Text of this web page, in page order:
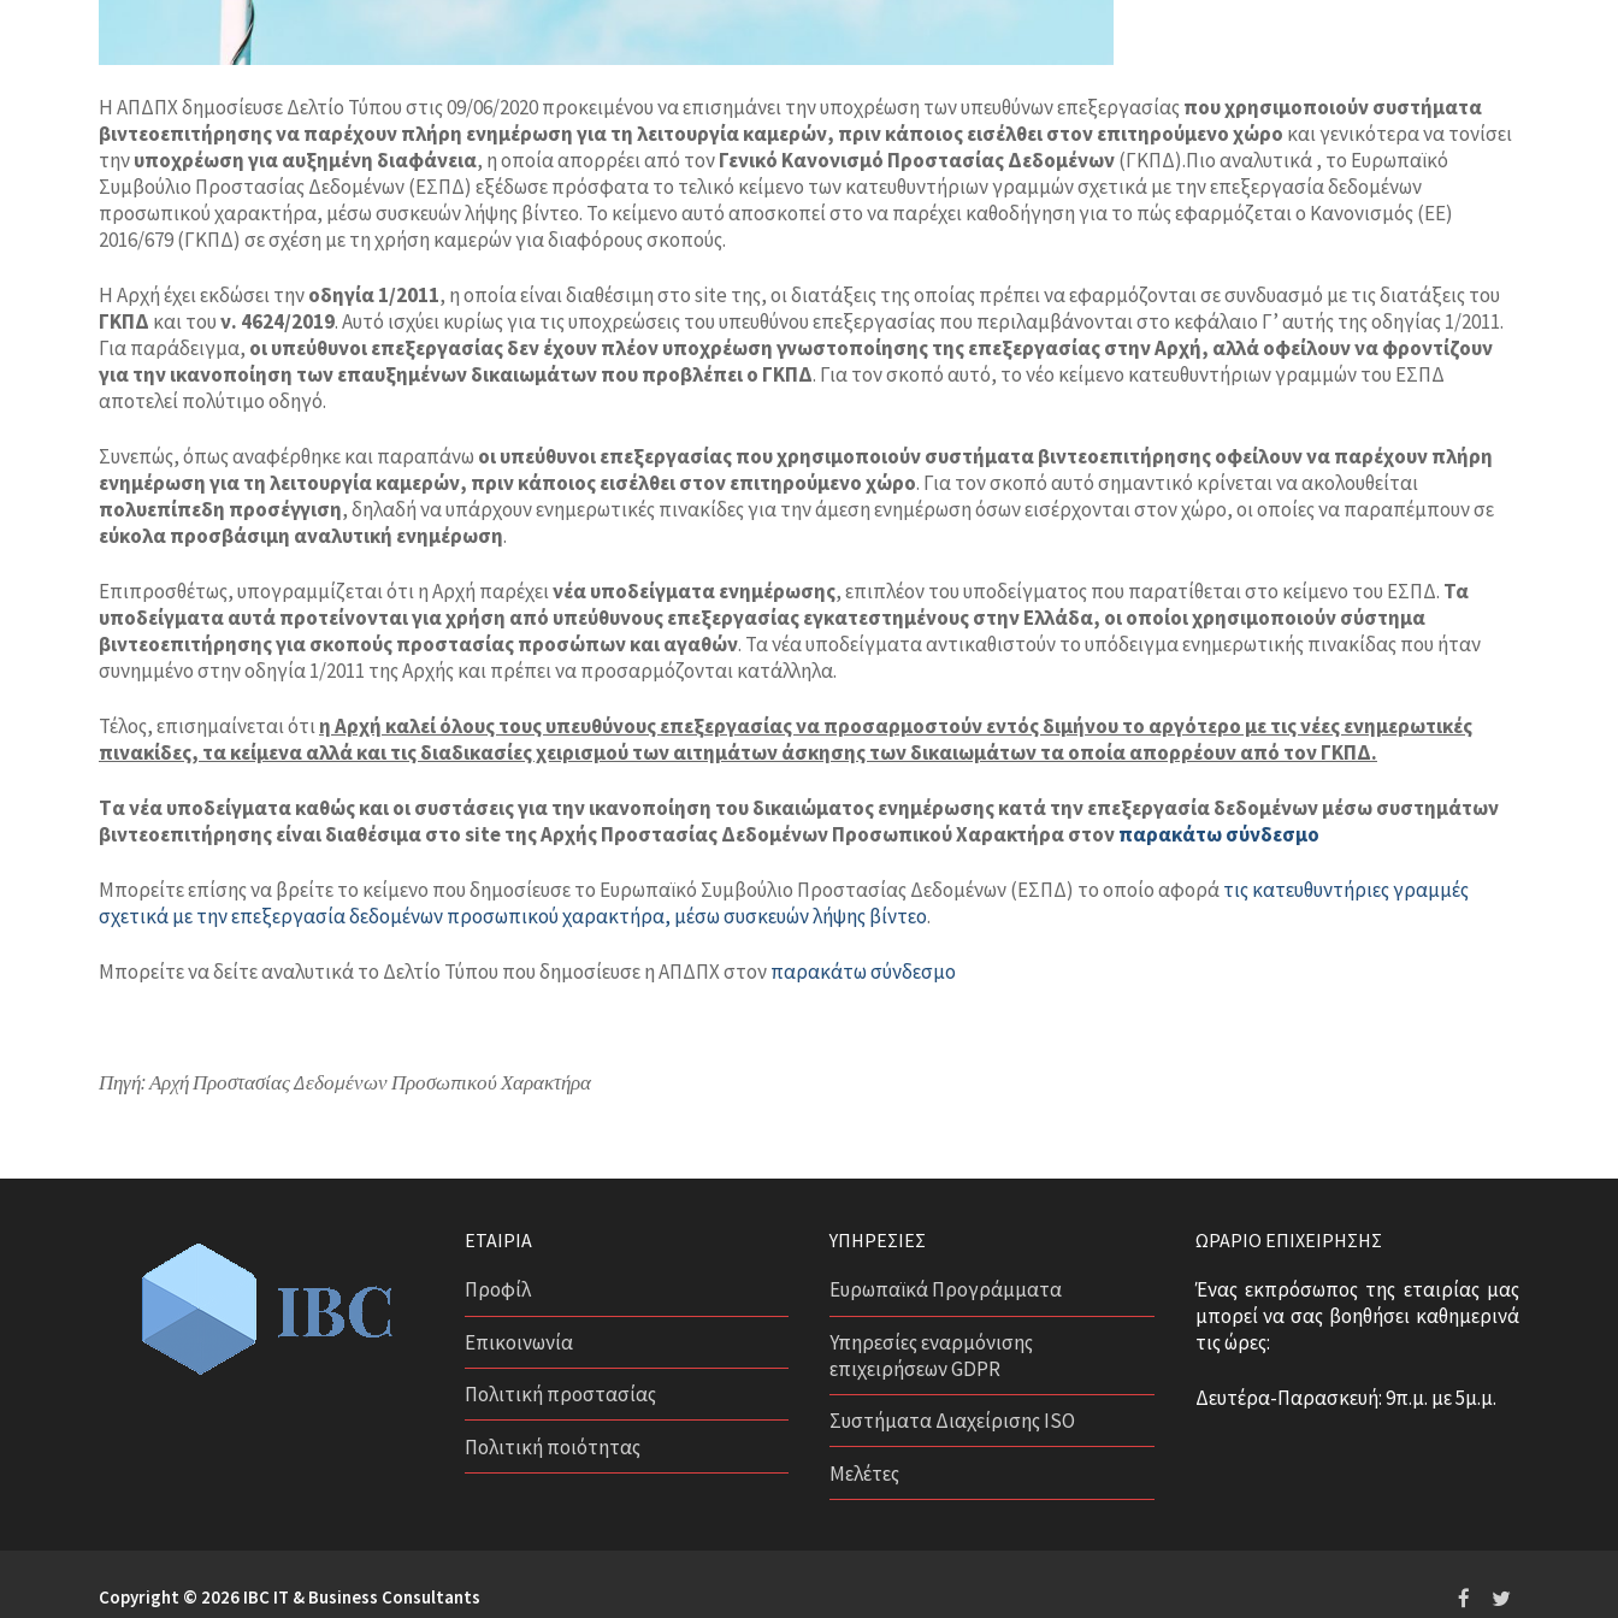
Η ΑΠΔΠΧ δημοσίευσε Δελτίο Τύπου στις 09/06/2020 προκειμένου να επισημάνει την υποχρέωση των υπευθύνων επεξεργασίαςπου χρησιμοποιούν συστήματα
βιντεοεπιτήρησης να παρέχουν πλήρη ενημέρωση για τη λειτουργία καμερών, πριν κάποιος εισέλθει στον επιτηρούμενο χώρο και γενικότερα να τονίσει
τηνυποχρέωση για αυξημένη διαφάνεια, η οποία απορρέει από τονΓενικό Κανονισμό Προστασίας Δεδομένων(ΓΚΠΔ).Πιο αναλυτικά , το Ευρωπαϊκό
Συμβούλιο Προστασίας Δεδομένων (ΕΣΠΔ) εξέδωσε πρόσφατα το τελικό κείμενο των κατευθυντήριων γραμμών σχετικά με την επεξεργασία δεδομένων
προσωπικού χαρακτήρα, μέσω συσκευών λήψης βίντεο. Το κείμενο αυτό αποσκοπεί στο να παρέχει καθοδήγηση για το πώς εφαρμόζεται ο Κανονισμός (ΕΕ)
2016/679 (ΓΚΠΔ) σε σχέση με τη χρήση καμερών για διαφόρους σκοπούς.
Η Αρχή έχει εκδώσει τηνοδηγία 1/2011, η οποία είναι διαθέσιμη στο site της, οι διατάξεις της οποίας πρέπει να εφαρμόζονται σε συνδυασμό με τις διατάξεις του
ΓΚΠΔ και τουν. 4624/2019. Αυτό ισχύει κυρίως για τις υποχρεώσεις του υπευθύνου επεξεργασίας που περιλαμβάνονται στο κεφάλαιο Γ’ αυτής της οδηγίας 1/2011.
Για παράδειγμα, οι υπεύθυνοι επεξεργασίας δεν έχουν πλέον υποχρέωση γνωστοποίησης της επεξεργασίας στην Αρχή, αλλά οφείλουν να φροντίζουν
για την ικανοποίηση των επαυξημένων δικαιωμάτων που προβλέπει ο ΓΚΠΔ. Για τον σκοπό αυτό, το νέο κείμενο κατευθυντήριων γραμμών του ΕΣΠΔ
αποτελεί πολύτιμο οδηγό.
Συνεπώς, όπως αναφέρθηκε και παραπάνω οιυπεύθυνοι επεξεργασίας που χρησιμοποιούν συστήματα βιντεοεπιτήρησης οφείλουν να παρέχουν πλήρη
ενημέρωση για τη λειτουργία καμερών, πριν κάποιος εισέλθει στον επιτηρούμενο χώρο. Για τον σκοπό αυτό σημαντικό κρίνεται να ακολουθείται
πολυεπίπεδη προσέγγιση, δηλαδή να υπάρχουν ενημερωτικές πινακίδες για την άμεση ενημέρωση όσων εισέρχονται στον χώρο, οι οποίες να παραπέμπουν σε
εύκολα προσβάσιμη αναλυτική ενημέρωση.
Επιπροσθέτως, υπογραμμίζεται ότι η Αρχή παρέχεινέα υποδείγματα ενημέρωσης, επιπλέον του υποδείγματος που παρατίθεται στο κείμενο του ΕΣΠΔ. Τα
υποδείγματα αυτά προτείνονται για χρήση από υπεύθυνους επεξεργασίας εγκατεστημένους στην Ελλάδα, οι οποίοι χρησιμοποιούν σύστημα
βιντεοεπιτήρησης για σκοπούς προστασίας προσώπων και αγαθών. Τα νέα υποδείγματα αντικαθιστούν το υπόδειγμα ενημερωτικής πινακίδας που ήταν
συνημμένο στην οδηγία 1/2011 της Αρχής και πρέπει να προσαρμόζονται κατάλληλα.
Τέλος, επισημαίνεται ότιη Αρχή καλεί όλους τους υπευθύνους επεξεργασίας να προσαρμοστούν εντός διμήνου το αργότερο με τις νέες ενημερωτικές
πινακίδες, τα κείμενα αλλά και τις διαδικασίες χειρισμού των αιτημάτων άσκησης των δικαιωμάτων τα οποία απορρέουν από τον ΓΚΠΔ.
Tα νέα υποδείγματα καθώς και οι συστάσεις για την ικανοποίηση του δικαιώματος ενημέρωσης κατά την επεξεργασία δεδομένων μέσω συστημάτων
βιντεοεπιτήρησης είναι διαθέσιμα στοsite της Αρχής Προστασίας Δεδομένων Προσωπικού Χαρακτήρα στονπαρακάτω σύνδεσμο
Μπορείτε επίσης να βρείτε το κείμενο που δημοσίευσε το Ευρωπαϊκό Συμβούλιο Προστασίας Δεδομένων (ΕΣΠΔ) το οποίο αφοράτις κατευθυντήριες γραμμές
σχετικά με την επεξεργασία δεδομένων προσωπικού χαρακτήρα, μέσω συσκευών λήψης βίντεο.
Μπορείτε να δείτε αναλυτικά το Δελτίο Τύπου που δημοσίευσε η ΑΠΔΠΧ στονπαρακάτω σύνδεσμο
Πηγή: Αρχή Προστασίας Δεδομένων Προσωπικού Χαρακτήρα
ΕΤΑΙΡΊΑ
Προφίλ
Επικοινωνία
Πολιτική προστασίας
Πολιτική ποιότητας
ΥΠΗΡΕΣΊΕΣ
Ευρωπαϊκά Προγράμματα
Υπηρεσίες εναρμόνισης
επιχειρήσεων GDPR
Συστήματα Διαχείρισης ISO
Μελέτες
ΩΡΆΡΙΟ ΕΠΙΧΕΊΡΗΣΗΣ
Ένας εκπρόσωπος της εταιρίας μας
μπορεί να σας βοηθήσει καθημερινά
τις ώρες:
Δευτέρα-Παρασκευή: 9π.μ. με 5μ.μ.
Copyright © 2026 IBC IT & Business Consultants